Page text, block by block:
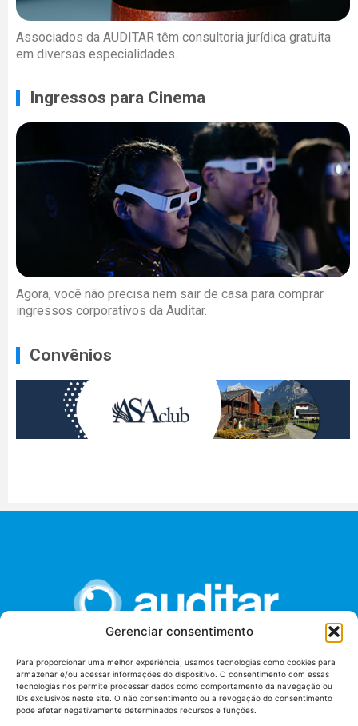
Gerenciar consentimento
Para proporcionar uma melhor experiência, usamos tecnologias como cookies para
armazenar e/ou acessar informações do dispositivo. O consentimento com essas
tecnologias nos permite processar dados como comportamento da navegação ou
IDs exclusivos neste site. O não consentimento ou a revogação do consentimento
pode afetar negativamente determinados recursos e funções.
Associados da AUDITAR têm consultoria jurídica gratuita
em diversas especialidades.
Ingressos para Cinema
Agora, você não precisa nem sair de casa para comprar
ingressos corporativos da Auditar.
Convênios
União dos Auditores Federais de Controle Externo -
AUDITAR
Setor de Administração Federal Sul (SAF/Sul), Qd. 04, Lt. 01